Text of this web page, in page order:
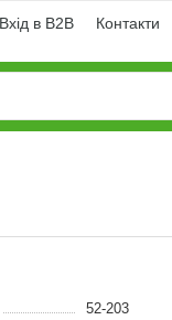
Вхід в B2B Контакти
52-203